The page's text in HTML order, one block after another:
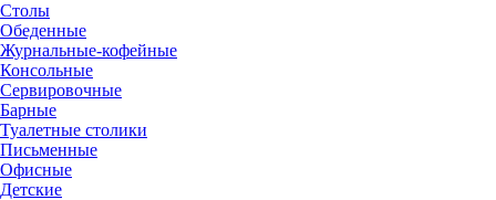
Столы
Обеденные
Журнальные-кофейные
Консольные
Сервировочные
Барные
Туалетные столики
Письменные
Офисные
Детские